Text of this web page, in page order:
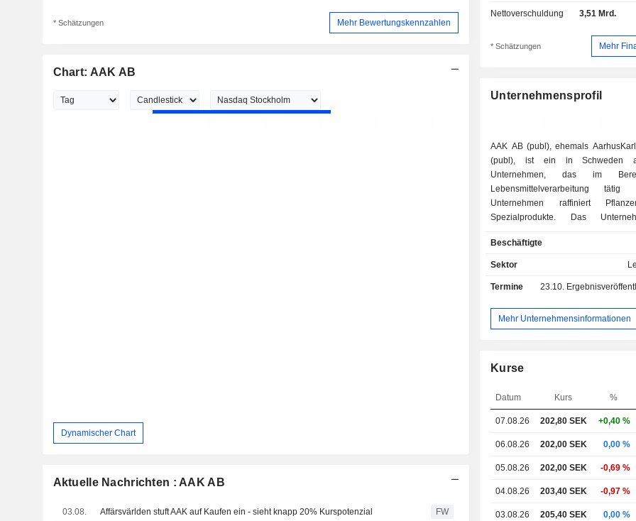
* Schätzungen Mehr Bewertungskennzahlen
Chart: AAK AB
Dynamischer Chart
Aktuelle Nachrichten : AAK AB
03.08. Affärsvärlden stuft AAK auf Kaufen ein - sieht knapp 20% Kurspotenzial FW
Nettoverschuldung 3,51 Mrd.
* Schätzungen Mehr
Unternehmensprofil
AAK AB (publ), ehemals
(publ), ist ein in Schweden
Unternehmen, das im
Lebensmittelverarbeitung
Unternehmen raffiniert
Spezialprodukte. Das
drei Geschäftsbereiche
Geschäftsbereich „Food
Speiseeisfette, Säuglingsnahrung
Süßwarenfette“ bietet
Schokoladen- und
Haltbarkeit bis hin zu
Segment „Technische Produkte &
umfasst Goldwachs,
Beschäftigte
Sektor
Termine 23.10.
Mehr Unternehmensinformationen
Kurse
Datum Kurs %
07.08.26 202,80SEK +0,40 %
06.08.26 202,00 SEK 0,00 %
05.08.26 202,00 SEK -0,69 %
04.08.26 203,40 SEK -0,97 %
03.08.26 205,40 SEK 0,00 %